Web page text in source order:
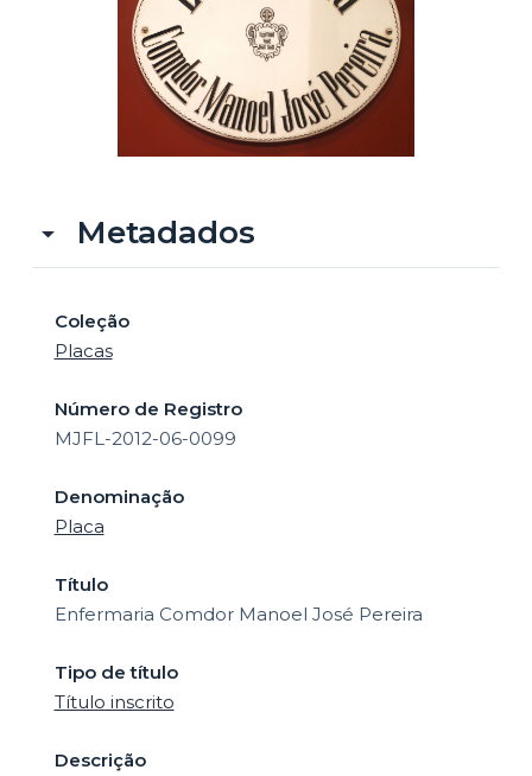
Metadados
Coleção
Placas
Número de Registro
MJFL-2012-06-0099
Denominação
Placa
Título
Enfermaria Comdor Manoel José Pereira
Tipo de título
Título inscrito
Descrição